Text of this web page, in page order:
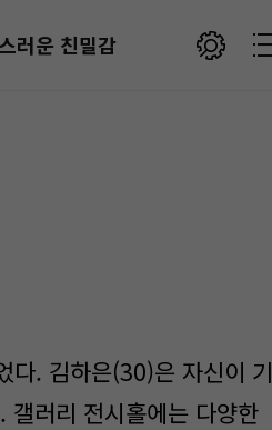
러운 친밀감
다. 김하은(30)은 자신이 기
러리 전시홀에는 다양한